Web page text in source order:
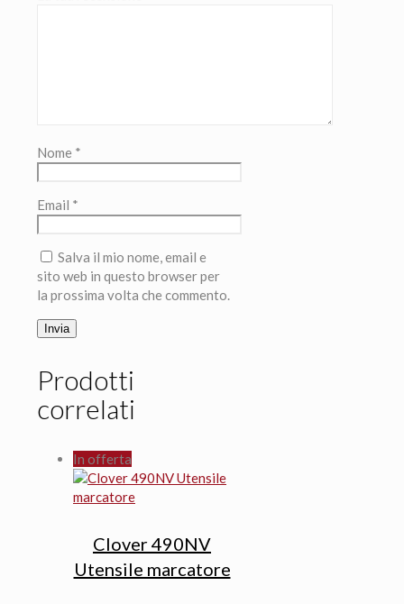
Nome *
Email *
Salva il mio nome, email e
sito web in questo browser per
la prossima volta che commento.
Prodotti
correlati
In offerta
Clover 490NV
Utensile marcatore